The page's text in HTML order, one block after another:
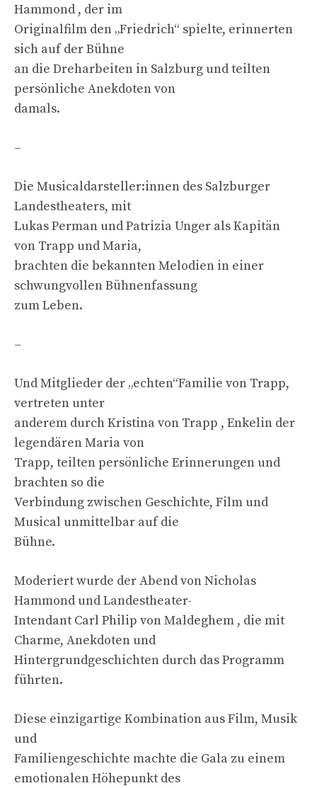
Hammond , der im
Originalfilm den „Friedrich“ spielte, erinnerten
sich auf der Bühne
an die Dreharbeiten in Salzburg und teilten
persönliche Anekdoten von
damals.
–
Die Musicaldarsteller:innen des Salzburger
Landestheaters, mit
Lukas Perman und Patrizia Unger als Kapitän
von Trapp und Maria,
brachten die bekannten Melodien in einer
schwungvollen Bühnenfassung
zum Leben.
–
Und Mitglieder der „echten“Familie von Trapp,
vertreten unter
anderem durch Kristina von Trapp , Enkelin der
legendären Maria von
Trapp, teilten persönliche Erinnerungen und
brachten so die
Verbindung zwischen Geschichte, Film und
Musical unmittelbar auf die
Bühne.
Moderiert wurde der Abend von Nicholas
Hammond und Landestheater-
Intendant Carl Philip von Maldeghem , die mit
Charme, Anekdoten und
Hintergrundgeschichten durch das Programm
führten.
Diese einzigartige Kombination aus Film, Musik
und
Familiengeschichte machte die Gala zu einem
emotionalen Höhepunkt des